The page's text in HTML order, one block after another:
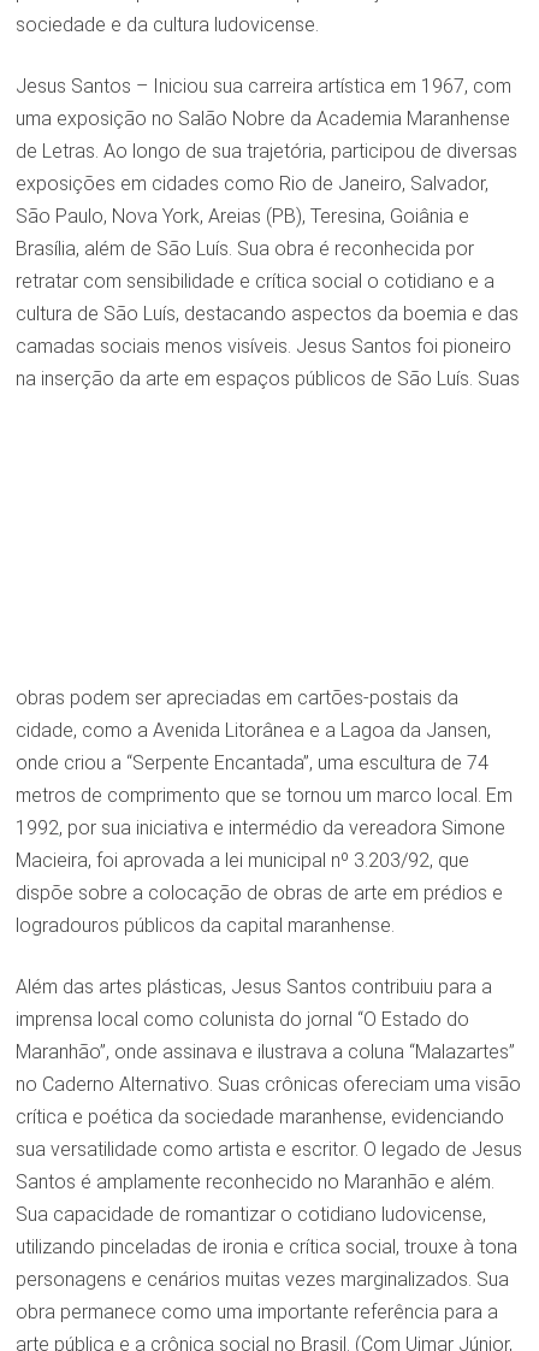
sociedade e da cultura ludovicense.
Jesus Santos – Iniciou sua carreira artística em 1967, com
uma exposição no Salão Nobre da Academia Maranhense
de Letras. Ao longo de sua trajetória, participou de diversas
exposições em cidades como Rio de Janeiro, Salvador,
São Paulo, Nova York, Areias (PB), Teresina, Goiânia e
Brasília, além de São Luís. Sua obra é reconhecida por
retratar com sensibilidade e crítica social o cotidiano e a
cultura de São Luís, destacando aspectos da boemia e das
camadas sociais menos visíveis. Jesus Santos foi pioneiro
na inserção da arte em espaços públicos de São Luís. Suas
obras podem ser apreciadas em cartões-postais da
cidade, como a Avenida Litorânea e a Lagoa da Jansen,
onde criou a “Serpente Encantada”, uma escultura de 74
metros de comprimento que se tornou um marco local. Em
1992, por sua iniciativa e intermédio da vereadora Simone
Macieira, foi aprovada a lei municipal nº 3.203/92, que
dispõe sobre a colocação de obras de arte em prédios e
logradouros públicos da capital maranhense.
Além das artes plásticas, Jesus Santos contribuiu para a
imprensa local como colunista do jornal “O Estado do
Maranhão”, onde assinava e ilustrava a coluna “Malazartes”
no Caderno Alternativo. Suas crônicas ofereciam uma visão
crítica e poética da sociedade maranhense, evidenciando
sua versatilidade como artista e escritor. O legado de Jesus
Santos é amplamente reconhecido no Maranhão e além.
Sua capacidade de romantizar o cotidiano ludovicense,
utilizando pinceladas de ironia e crítica social, trouxe à tona
personagens e cenários muitas vezes marginalizados. Sua
obra permanece como uma importante referência para a
arte pública e a crônica social no Brasil. (Com Uimar Júnior,